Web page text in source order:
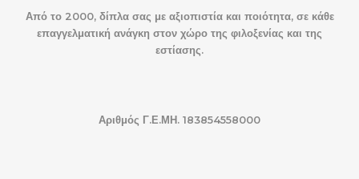
Από το 2000, δίπλα σας με αξιοπιστία και ποιότητα, σε κάθε
επαγγελματική ανάγκη στον χώρο της φιλοξενίας και της
εστίασης.
Αριθμός Γ.Ε.ΜΗ. 183854558000